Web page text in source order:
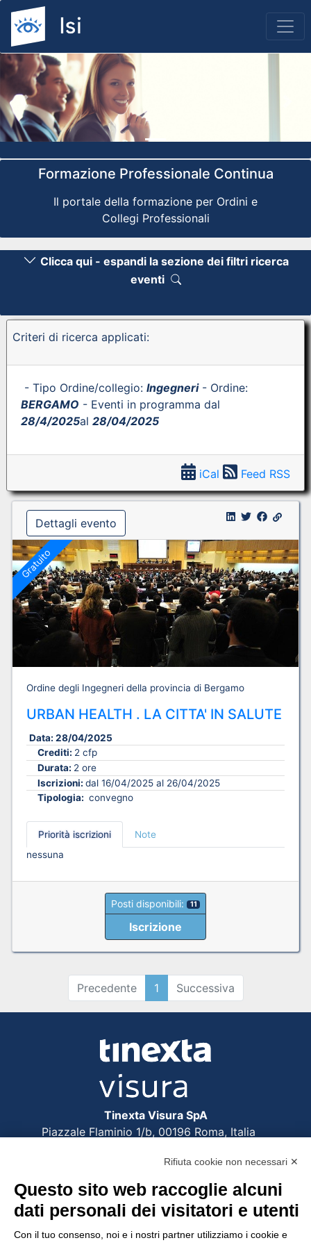
Previous
Formazione Professionale Continua
Il portale della formazione per Ordini e
Collegi Professionali
Clicca qui - espandi la sezione dei filtri ricerca
eventi
Criteri di ricerca applicati:
- Tipo Ordine/collegio: Ingegneri- Ordine:
BERGAMO - Eventi in programma dal
28/4/2025al 28/04/2025
iCal Feed RSS
Dettagli evento
Gratuito
Ordine degli Ingegneri della provincia di Bergamo
URBAN HEALTH . LA CITTA' IN SALUTE
Data: 28/04/2025
Crediti: 2 cfp
Durata: 2 ore
Iscrizioni: dal 16/04/2025 al 26/04/2025
Tipologia: convegno
Priorità iscrizioni
Note
nessuna
Posti disponibili: 11
Iscrizione
Precedente 1 Successiva
Tinexta Visura SpA
Piazzale Flaminio 1/b, 00196 Roma, Italia
Società soggetta alla direzione e coordinamento
di Tinexta SpA
P.IVA 05338771008 REA n. 877679
Rifiuta cookie non necessari ✕
Questo sito web raccoglie alcuni
dati personali dei visitatori e utenti
Con il tuo consenso, noi e i nostri partner utilizziamo i cookie e